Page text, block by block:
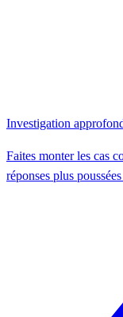
Investigation
Faites monter les cas
réponses plus